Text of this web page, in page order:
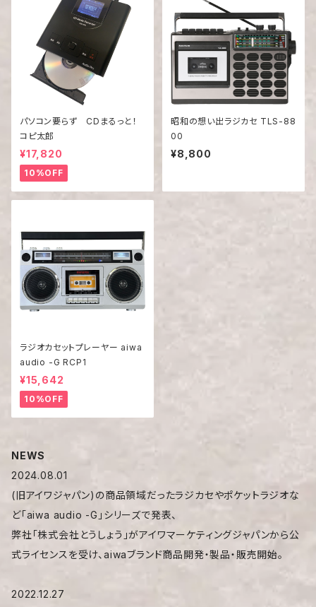
パソコン要らず CDまるっと！
コピ太郎
¥17,820
10%OFF
昭和の想い出ラジカセ TLS-88
00
¥8,800
ラジオカセットプレーヤー aiwa
audio -G RCP1
¥15,642
10%OFF
NEWS
2024.08.01
(旧アイワジャパン)の商品領域だったラジカセやポケットラジオな
ど「aiwa audio -G」シリーズで発表、
弊社「株式会社とうしょう」がアイワマーケティングジャパンから公
式ライセンスを受け、aiwaブランド商品開発・製品・販売開始。
2022.12.27